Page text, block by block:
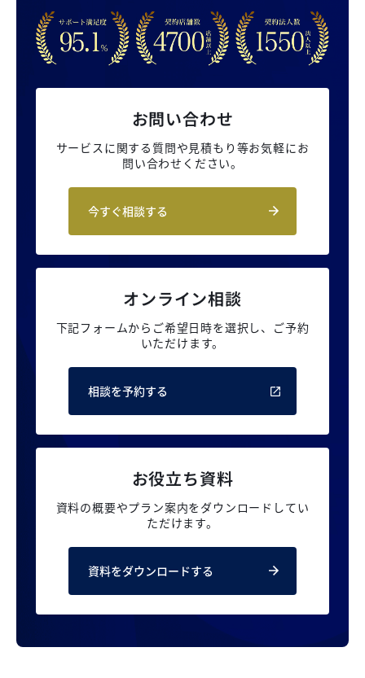
お問い合わせ
サービスに関する質問や見積もり等お気軽にお
問い合わせください。
今すぐ相談する
オンライン相談
下記フォームからご希望日時を選択し、 ご予約
いただけます。
相談を予約する
お役立ち資料
資料の概要やプラン案内をダウンロードしてい
ただけます。
資料をダウンロードする